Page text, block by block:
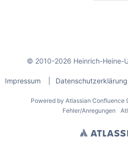
© 2010-2026 Heinrich-Heine-
Impressum Datenschutzerklärung
Powered by Atlassian Confluence
Fehler/Anregungen